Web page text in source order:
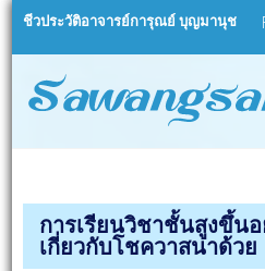
Skip
ชีวประวัติอาจารย์การุณย์ บุญมานุช
การเรียนวิชาชั้นสูงขึ้น
เกี่ยวกับโชควาสนาด้วย